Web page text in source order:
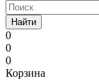
Найти
0
0
0
Корзина